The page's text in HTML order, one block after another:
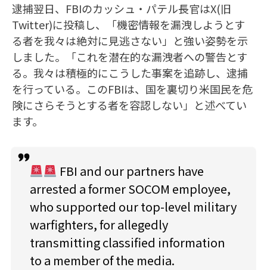
逮捕翌日、FBIのカッシュ・パテル長官はX(旧
Twitter)に投稿し、「機密情報を漏洩しようとす
る者を我々は絶対に見逃さない」と強い姿勢を示
しました。「これを潜在的な漏洩者への警告とす
る。我々は積極的にこうした事案を追跡し、逮捕
を行っている。このFBIは、国を裏切り米国民を危
険にさらそうとする者を容認しない」と述べてい
ます。
FBI and our partners have
arrested a former SOCOM employee,
who supported our top-level military
warfighters, for allegedly
transmitting classified information
to a member of the media.